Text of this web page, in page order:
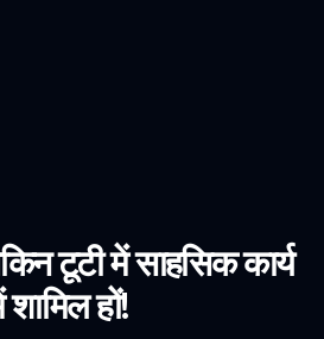
टूटी में साहसिक कार्य
शामिल हों!